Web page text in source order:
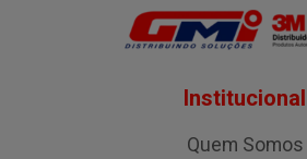
Institucional
Quem Somos